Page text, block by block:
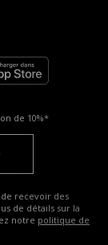
de 10%*
de recevoir des
de détails sur la
notre politique de